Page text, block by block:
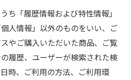
ち「履歴情報および特性情報」
人情報」以外のものをいい、ご
やご購入いただいた商品、ご覧
履歴、ユーザーが検索された検
時、ご利用の方法、ご利用環